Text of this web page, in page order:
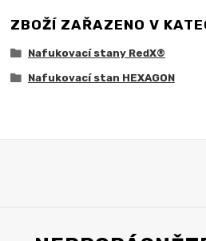
ZBOŽÍ ZAŘAZENO V
Nafukovací stany RedX®
Nafukovací stan HEXAGON